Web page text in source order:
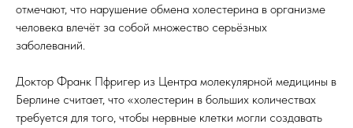
отмечают, что нарушение обмена холестерина в организме
человека влечёт за собой множество серьёзных
заболеваний.
Доктор Франк Пфригер из Центра молекулярной медицины в
Берлине считает, что «холестерин в больших количествах
требуется для того, чтобы нервные клетки могли создавать